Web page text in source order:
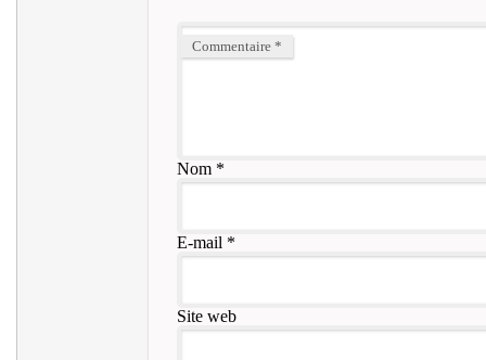
Commentaire *
Nom*
E-mail *
Site web